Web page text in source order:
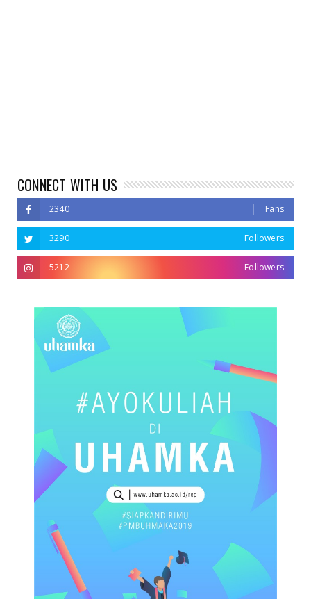
CONNECT WITH US
2340 Fans
3290 Followers
5212 Followers